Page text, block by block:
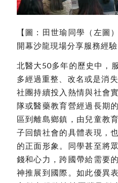
【圖：田世瑜同學（左圖
開幕沙龍現場分享服務經驗
北醫大50多年的歷史中，
多經過重整、改名或是消
社團持續投入熱情與社會
隊或醫藥教育營經過長期
區到離島鄉鎮，由兒童教
子回饋社會的具體表現，
的正面形象。同學甚至將
錢和心力，跨國帶給需要
神推展到國際。如此優異